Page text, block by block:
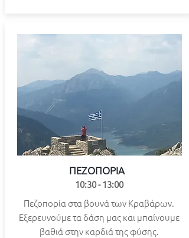
ΠΕΖΟΠΟΡΙΑ
10:30 - 13:00
Πεζοπορία στα βουνά των Κραβάρων.
Εξερευνούμε τα δάση μας και μπαίνουμε
βαθιά στην καρδιά της φύσης.